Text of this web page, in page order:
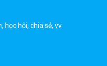
học hỏi, chia sẻ, vv.